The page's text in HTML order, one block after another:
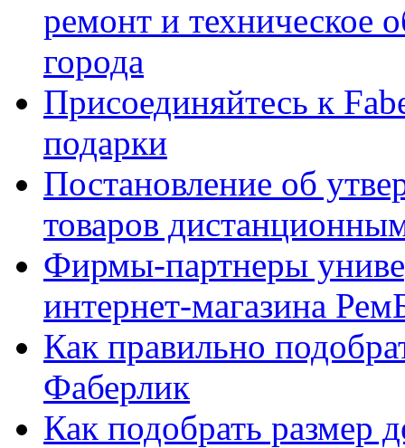
ремонт и техническое
города
Присоединяйтесь к
подарки
Постановление об
товаров
Фирмы-партнеры
интернет-магазина
Как правильно
Фаберлик
Как подобрать размер